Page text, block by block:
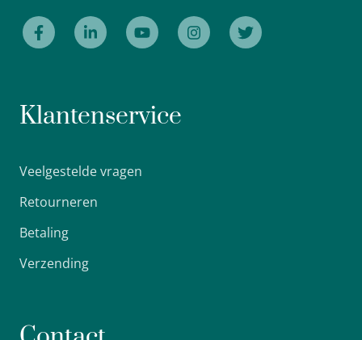
Klantenservice
Veelgestelde vragen
Retourneren
Betaling
Verzending